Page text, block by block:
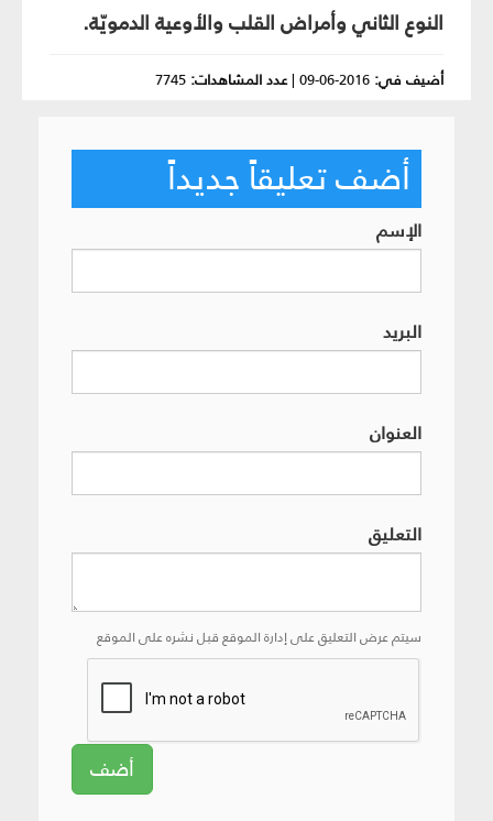
النوع الثاني وأمراض القلب والأوعية الدمويّة.
أضيف في: 2016-06-09
|عدد المشاهدات: 7745
أضف تعليقاً جديداً
الإسم
البريد
العنوان
التعليق
سيتم عرض التعليق على إدارة الموقع قبل نشره على الموقع
أضف